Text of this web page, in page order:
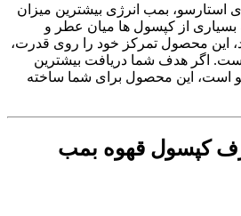
استارسو، بمب انرژی بیشترین میزان
بسیاری از کپسول ها میان عطر و
این محصول تمرکز خود را روی قدرت،
اگر هدف شما دریافت بیشترین
است، این محصول برای شما ساخته
کپسول قهوه بمب